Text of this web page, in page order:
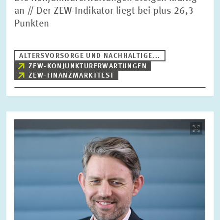
an // Der ZEW-Indikator liegt bei plus 26,3
Punkten
ALTERSVORSORGE UND NACHHALTIGE...
ZEW-KONJUNKTURERWARTUNGEN
ZEW-FINANZMARKTTEST
öffnet